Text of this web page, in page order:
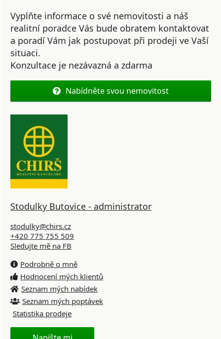
Vyplňte informace o své nemovitosti a náš
realitní poradce Vás bude obratem kontaktovat
a poradí Vám jak postupovat při prodeji ve Vaší
situaci.
Konzultace je nezávazná a zdarma
Nabídněte svou nemovitost
Stodulky Butovice - administrator
stodulky@chirs.cz
+420 775 755 509
Sledujte mě na FB
Podrobně o mně
Hodnocení mých klientů
Seznam mých nabídek
Seznam mých poptávek
Statistika prodeje